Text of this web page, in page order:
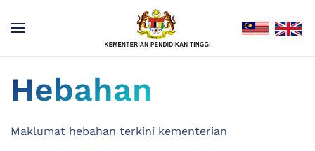
Hebahan
Maklumat hebahan terkini kementerian